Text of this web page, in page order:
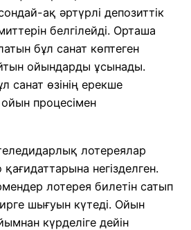
ақ әртүрлі депозиттік
белгілейді. Орташа
бұл санат көптеген
ойындарды ұсынады.
санат өзінің ерекше
ойын процесімен
лотереялар
негізделген.
лотерея билетін сатып
шығуын күтеді. Ойын
күрделіге дейін